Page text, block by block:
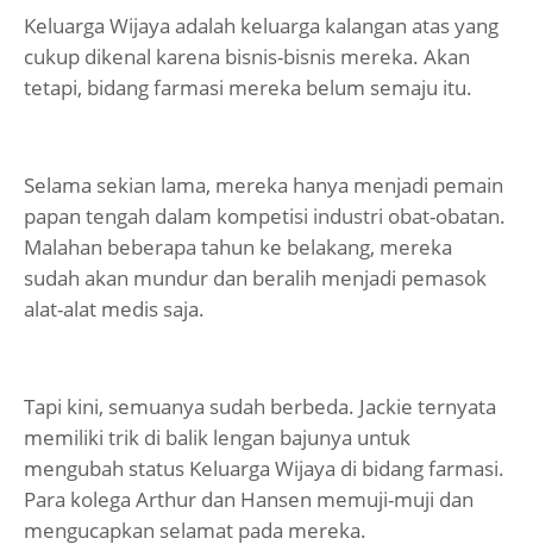
Keluarga Wijaya adalah keluarga kalangan atas yang
cukup dikenal karena bisnis-bisnis mereka. Akan
tetapi, bidang farmasi mereka belum semaju itu.
Selama sekian lama, mereka hanya menjadi pemain
papan tengah dalam kompetisi industri obat-obatan.
Malahan beberapa tahun ke belakang, mereka
sudah akan mundur dan beralih menjadi pemasok
alat-alat medis saja.
Tapi kini, semuanya sudah berbeda. Jackie ternyata
memiliki trik di balik lengan bajunya untuk
mengubah status Keluarga Wijaya di bidang farmasi.
Para kolega Arthur dan Hansen memuji-muji dan
mengucapkan selamat pada mereka.